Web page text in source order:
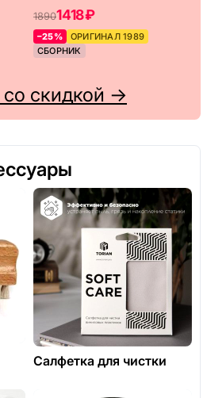
18901418 ₽
–25%
ОРИГИНАЛ 1989
СБОРНИК
со скидкой →
Салфетка для чистки